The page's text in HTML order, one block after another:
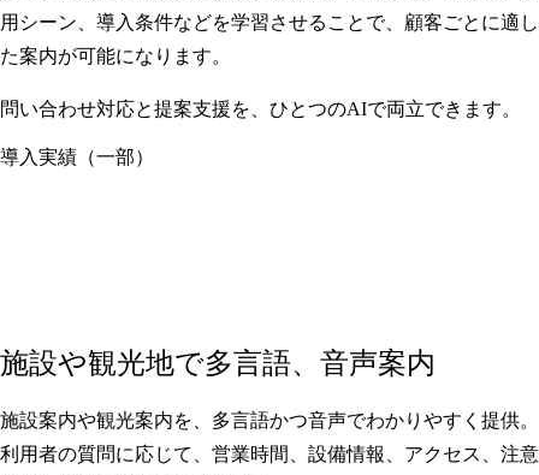
用シーン、導入条件などを学習させることで、顧客ごとに適し
た案内が可能になります。
問い合わせ対応と提案支援を、ひとつのAIで両立できます。
導入実績（一部）
施設や観光地で多言語、音声案内
施設案内や観光案内を、多言語かつ音声でわかりやすく提供。
利用者の質問に応じて、営業時間、設備情報、アクセス、注意